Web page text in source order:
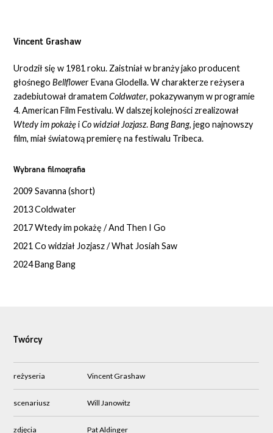
Vincent Grashaw
Urodził się w 1981 roku. Zaistniał w branży jako producent
głośnegoBellflower Evana Glodella. W charakterze reżysera
zadebiutował dramatemColdwater, pokazywanym w programie
4. American Film Festivalu. W dalszej kolejności zrealizował
Wtedy im pokażęiCo widział Jozjasz.Bang Bang, jego najnowszy
film, miał światową premierę na festiwalu Tribeca.
Wybrana filmografia
2009 Savanna (short)
2013 Coldwater
2017 Wtedy im pokażę / And Then I Go
2021 Co widział Jozjasz / What Josiah Saw
2024 Bang Bang
Twórcy
reżyseria Vincent Grashaw
scenariusz Will Janowitz
zdjęcia Pat Aldinger